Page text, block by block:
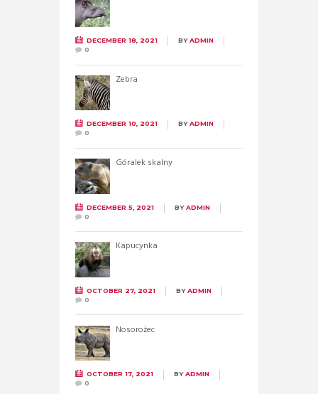
DECEMBER 18, 2021 BYADMIN
0
Zebra
DECEMBER 10, 2021 BYADMIN
0
Góralek skalny
DECEMBER 5, 2021 BYADMIN
0
Kapucynka
OCTOBER 27, 2021 BYADMIN
0
Nosorożec
OCTOBER 17, 2021 BYADMIN
0